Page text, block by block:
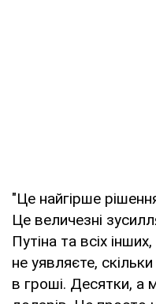
"Це найгірше
Це величезні
Путіна та всіх
не уявляєте,
в гроші. Десятки, а